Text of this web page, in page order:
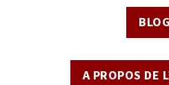
BLOG
A PROPOS DE